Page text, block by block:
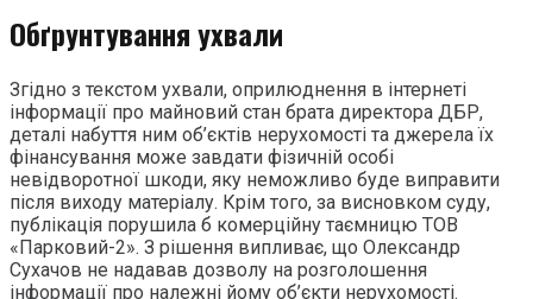
Обґрунтування ухвали
Згідно з текстом ухвали, оприлюднення в інтернеті
інформації про майновий стан брата директора ДБР,
деталі набуття ним об’єктів нерухомості та джерела їх
фінансування може завдати фізичній особі
невідворотної шкоди, яку неможливо буде виправити
після виходу матеріалу. Крім того, за висновком суду,
публікація порушила б комерційну таємницю ТОВ
«Парковий-2». З рішення випливає, що Олександр
Сухачов не надавав дозволу на розголошення
інформації про належні йому об’єкти нерухомості.